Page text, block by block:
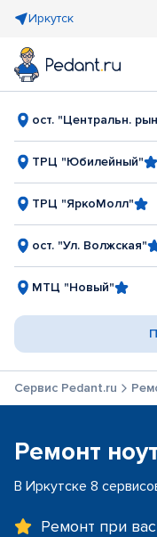
Иркутск
ост. "Центральн.
ТРЦ "Юбилейный"
ТРЦ "ЯркоМолл"
ост. "Ул. Волжская"
МТЦ "Новый"
Сервис Pedant.ru
Ремонт
В Иркутске 8
Ремонт при